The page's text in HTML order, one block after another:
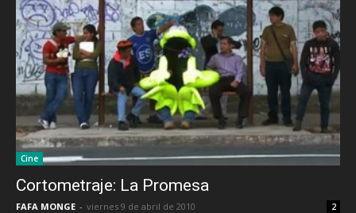
Cine
Cortometraje: La Promesa
FAFA MONGE - viernes 9 de abril de 2010 2